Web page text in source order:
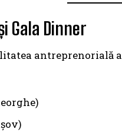
Gala Dinner
antreprenorială